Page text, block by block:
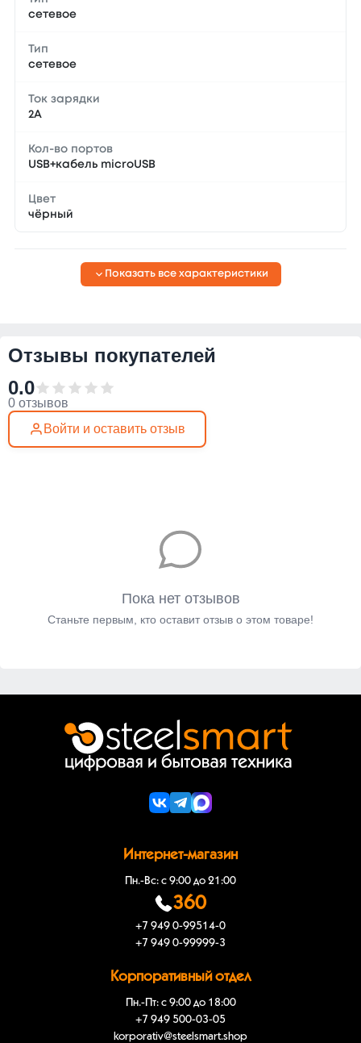
сетевое
Тип
сетевое
Ток зарядки
2А
Кол-во портов
USB+кабель microUSB
Цвет
чёрный
Показать все характеристики
Отзывы покупателей
0.0
0 отзывов
Войти и оставить отзыв
Пока нет отзывов
Станьте первым, кто оставит отзыв о этом товаре!
Интернет-магазин
Пн.-Вс: с 9:00 до 21:00
360
+7 949 0-99514-0
+7 949 0-99999-3
Корпоративный отдел
Пн.-Пт: с 9:00 до 18:00
+7 949 500-03-05
korporativ@steelsmart.shop